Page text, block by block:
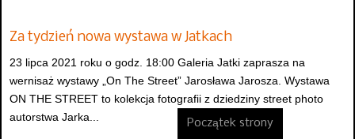
Za tydzień nowa wystawa w Jatkach
23 lipca 2021 roku o godz. 18:00 Galeria Jatki zaprasza na
wernisaż wystawy „On The Street” Jarosława Jarosza. Wystawa
ON THE STREET to kolekcja fotografii z dziedziny street photo
autorstwa Jarka...
Początek strony